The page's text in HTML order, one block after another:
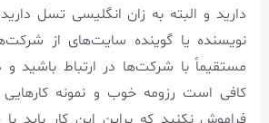
دارید و البته به زان انگلیسی تسل
نویسنده یا گوینده سایت‌های از
مستقیماً با شرکت‌ها در ارتباط باشید و
کافی است رزومه خوب و نمونه